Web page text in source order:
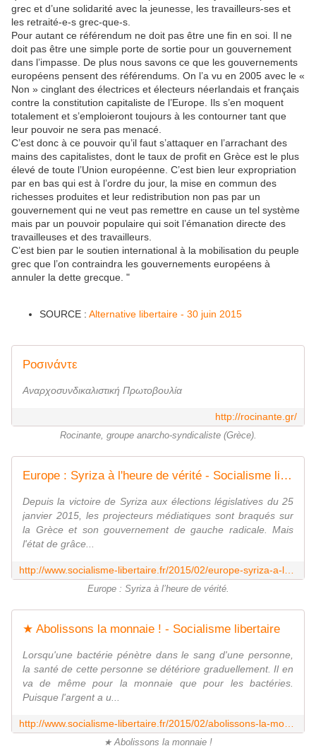
grec et d’une solidarité avec la jeunesse, les travailleurs-ses et
les retraité-e-s grec-que-s.
Pour autant ce référendum ne doit pas être une fin en soi. Il ne
doit pas être une simple porte de sortie pour un gouvernement
dans l’impasse. De plus nous savons ce que les gouvernements
européens pensent des référendums. On l’a vu en 2005 avec le «
Non » cinglant des électrices et électeurs néerlandais et français
contre la constitution capitaliste de l’Europe. Ils s’en moquent
totalement et s’emploieront toujours à les contourner tant que
leur pouvoir ne sera pas menacé.
C’est donc à ce pouvoir qu’il faut s’attaquer en l’arrachant des
mains des capitalistes, dont le taux de profit en Grèce est le plus
élevé de toute l’Union européenne. C’est bien leur expropriation
par en bas qui est à l’ordre du jour, la mise en commun des
richesses produites et leur redistribution non pas par un
gouvernement qui ne veut pas remettre en cause un tel système
mais par un pouvoir populaire qui soit l’émanation directe des
travailleuses et des travailleurs.
C’est bien par le soutien international à la mobilisation du peuple
grec que l’on contraindra les gouvernements européens à
annuler la dette grecque. "
SOURCE : Alternative libertaire - 30 juin 2015
Ροσινάντε
Αναρχοσυνδικαλιστική Πρωτοβουλία
http://rocinante.gr/
Rocinante, groupe anarcho-syndicaliste (Grèce).
Europe : Syriza à l'heure de vérité - Socialisme libertaire
Depuis la victoire de Syriza aux élections législatives du 25
janvier 2015, les projecteurs médiatiques sont braqués sur
la Grèce et son gouvernement de gauche radicale. Mais
l'état de grâce...
Europe : Syriza à l’heure de vérité.
★ Abolissons la monnaie ! - Socialisme libertaire
Lorsqu'une bactérie pénètre dans le sang d'une personne,
la santé de cette personne se détériore graduellement. Il en
va de même pour la monnaie que pour les bactéries.
Puisque l'argent a u...
★ Abolissons la monnaie !